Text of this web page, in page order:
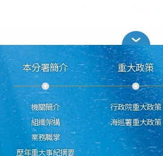
本分署簡介
機關簡介
組織架構
業務職掌
歷年重大事紀摘要
重大政策
行政院重大政策
海巡署重大政策